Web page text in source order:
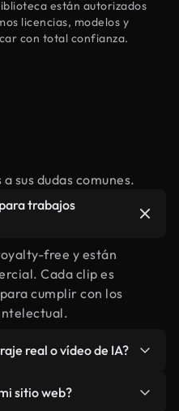
están autorizados
licencias, modelos y
con total confianza.
sus dudas comunes.
trabajos
free y están
Cada clip es
cumplir con los
real o vídeo de IA?
generados por IA.
sitio web?